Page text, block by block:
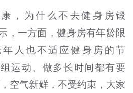
，为什么不去健身房锻
，一方面，健身房有年龄限
人也不适应健身房的节
运动、做多长时间都有要
空气新鲜，不受约束，大家